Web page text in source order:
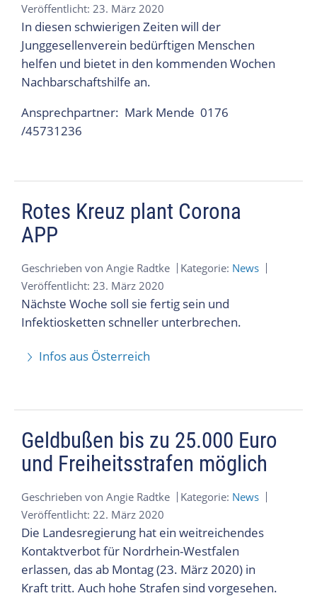
Veröffentlicht: 23. März 2020
In diesen schwierigen Zeiten will der
Junggesellenverein bedürftigen Menschen
helfen und bietet in den kommenden Wochen
Nachbarschaftshilfe an.
Ansprechpartner: Mark Mende 0176
/45731236
Rotes Kreuz plant Corona
APP
Geschrieben von Angie Radtke Kategorie: News
Veröffentlicht: 23. März 2020
Nächste Woche soll sie fertig sein und
Infektiosketten schneller unterbrechen.
Infos aus Österreich
Geldbußen bis zu 25.000 Euro
und Freiheitsstrafen möglich
Geschrieben von Angie Radtke Kategorie: News
Veröffentlicht: 22. März 2020
Die Landesregierung hat ein weitreichendes
Kontaktverbot für Nordrhein-Westfalen
erlassen, das ab Montag (23. März 2020) in
Kraft tritt. Auch hohe Strafen sind vorgesehen.